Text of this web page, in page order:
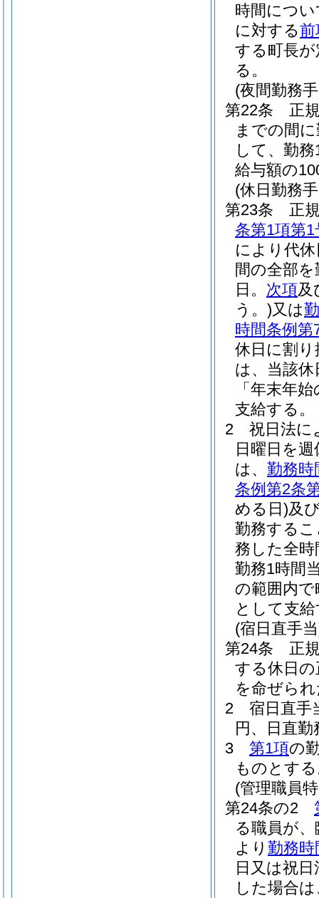
時間につ
に対する前
する町長
る。
(夜間勤務
第22条
正
までの間
して、勤
給与額の
(休日勤務
第23条
正
条第1項第1
により代
間の全部
日。 次項及
う。)又は
時間条例第
休日に割
は、当該
「年末年
支給する。
2
祝日法に
日曜日を
は、 勤務時
条例第2条
める日)及
勤務する
務した全
勤務1時間
の範囲内
として支
(宿日直手
第24条
正
する休日
を命ぜら
2
宿日直手
円、日直
3
第1項の
ものとす
(管理職員
第24条の2
る職員が
より 勤務時
日又は祝
した場合